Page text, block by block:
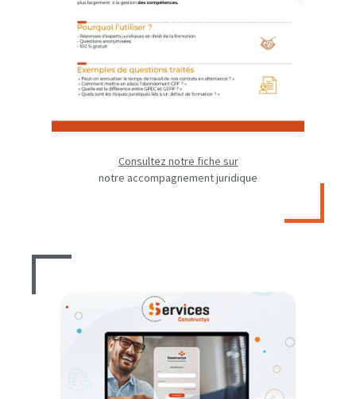
Consultez notre fiche sur
notre accompagnement juridique